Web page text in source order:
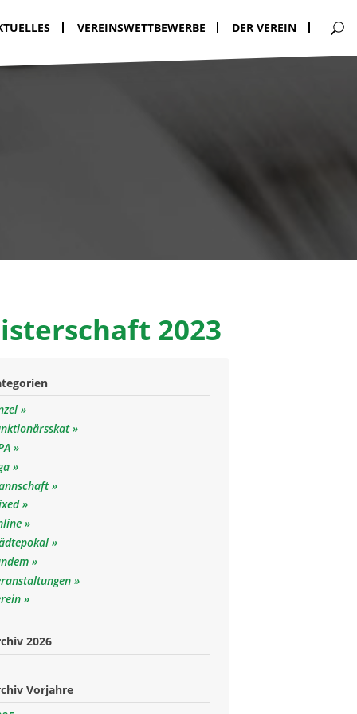
2023
2026
Vorjahre
VEREINSWETTBEWERBE DER VEREIN